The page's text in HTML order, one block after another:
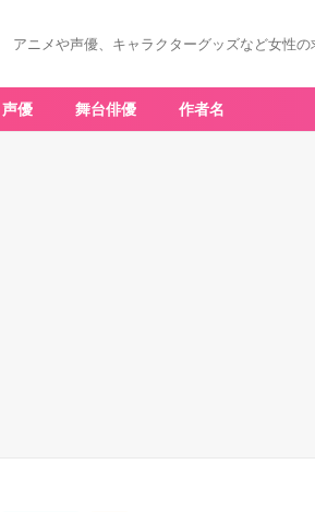
アニメや声優、キャラクターグッズなど女性
声優 舞台俳優 作者名